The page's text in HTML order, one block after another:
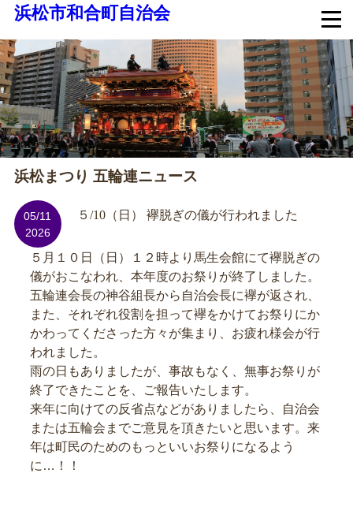
浜松市和合町自治会
浜松まつり 五輪連ニュース
５/10（日） 襷脱ぎの儀が行われました
05/11
2026
５月１０日（日）１２時より馬生会館にて襷脱ぎの
儀がおこなわれ、本年度のお祭りが終了しました。
五輪連会長の神谷組長から自治会長に襷が返され、
また、それぞれ役割を担って襷をかけてお祭りにか
かわってくださった方々が集まり、お疲れ様会が行
われました。
雨の日もありましたが、事故もなく、無事お祭りが
終了できたことを、ご報告いたします。
来年に向けての反省点などがありましたら、自治会
または五輪会までご意見を頂きたいと思います。来
年は町民のためのもっといいお祭りになるよう
に…！！